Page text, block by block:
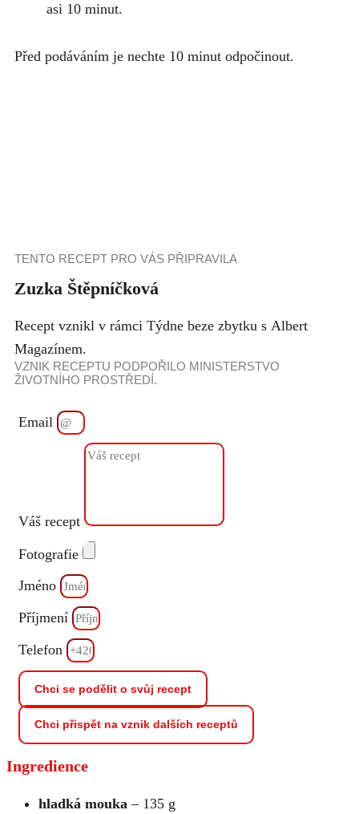
asi 10 minut.
Před podáváním je nechte 10 minut odpočinout.
TENTO RECEPT PRO VÁS PŘIPRAVILA
Zuzka Štěpníčková
Recept vznikl v rámci Týdne beze zbytku s Albert
Magazínem.
VZNIK RECEPTU PODPOŘILO MINISTERSTVO
ŽIVOTNÍHO PROSTŘEDÍ.
Email
Váš recept
Fotografie
Jméno
Příjmení
Telefon
Chci se podělit o svůj recept
Chci přispět na vznik dalších receptů
Ingredience
hladká mouka – 135 g